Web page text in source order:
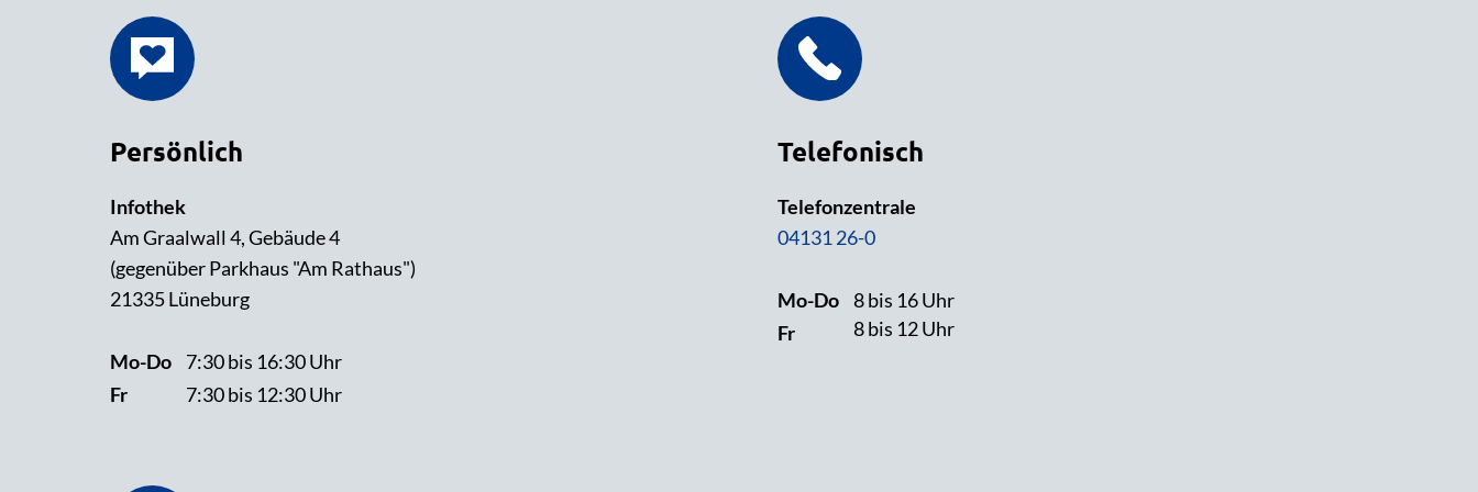
Persönlich
Infothek
Am Graalwall 4, Gebäude 4
(gegenüber Parkhaus "Am Rathaus")
21335 Lüneburg
Mo-Do
Fr
7:30 bis 16:30 Uhr
7:30 bis 12:30 Uhr
Telefonisch
Telefonzentrale
04131 26-0
Mo-Do
Fr
8 bis 16 Uhr
8 bis 12 Uhr